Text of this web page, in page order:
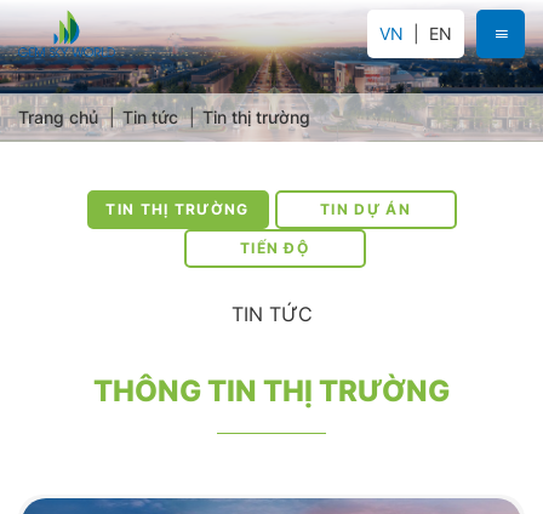
VN EN
Trang chủ Tin tức Tin thị trường
TIN THỊ TRƯỜNG TIN DỰ ÁN
TIẾN ĐỘ
TIN TỨC
THÔNG TIN THỊ TRƯỜNG